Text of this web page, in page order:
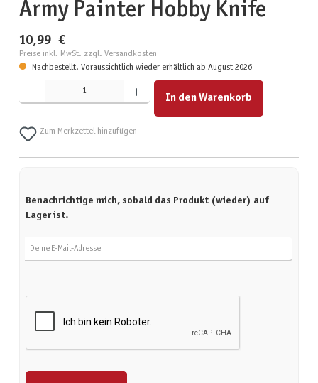
Army Painter Hobby Knife
10,99 €
Preise inkl. MwSt. zzgl. Versandkosten
Nachbestellt. Voraussichtlich wieder erhältlich ab August 2026
Produkt Anzahl: Gib den gewünschten Wert ein oder benutze die Schaltflächen um die Anzahl zu
In den Warenkorb
Zum Merkzettel hinzufügen
Benachrichtige mich, sobald das Produkt (wieder) auf
Lager ist.